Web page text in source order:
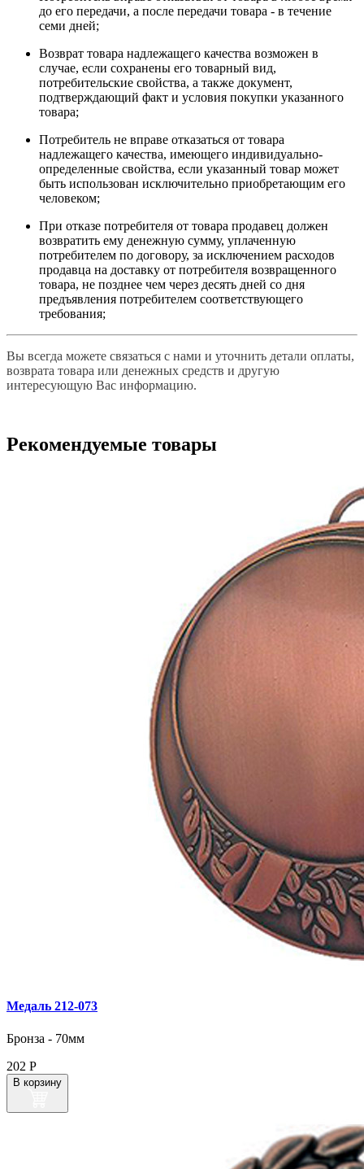
до его передачи, а после передачи товара - в течение
семи дней;
Возврат товара надлежащего качества возможен в
случае, если сохранены его товарный вид,
потребительские свойства, а также документ,
подтверждающий факт и условия покупки указанного
товара;
Потребитель не вправе отказаться от товара
надлежащего качества, имеющего индивидуально-
определенные свойства, если указанный товар может
быть использован исключительно приобретающим его
человеком;
При отказе потребителя от товара продавец должен
возвратить ему денежную сумму, уплаченную
потребителем по договору, за исключением расходов
продавца на доставку от потребителя возвращенного
товара, не позднее чем через десять дней со дня
предъявления потребителем соответствующего
требования;
Вы всегда можете связаться с нами и уточнить детали оплаты,
возврата товара или денежных средств и другую
интересующую Вас информацию.
Рекомендуемые товары
Медаль 212‑073
Бронза - 70мм
202 Р
В корзину